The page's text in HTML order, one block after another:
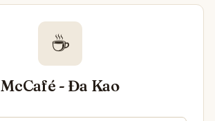
☕
McCafé - Đa Kao